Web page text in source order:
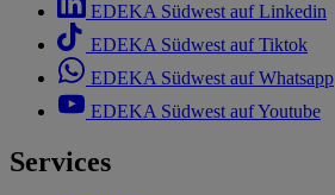
EDEKA Südwest auf Linkedin
EDEKA Südwest auf Tiktok
EDEKA Südwest auf Whatsapp
EDEKA Südwest auf Youtube
Services